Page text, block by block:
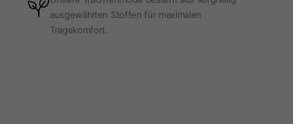
ausgewählten Stoffen für maximalen
Tragekomfort.